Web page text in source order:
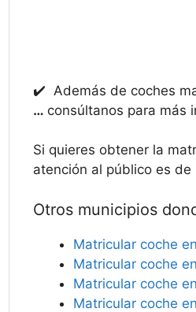
✔️ Además de coches
… consúltanos para más
Si quieres obtener la
atención al público es
Otros municipios
Matricular coche
Matricular coche
Matricular coche
Matricular coche